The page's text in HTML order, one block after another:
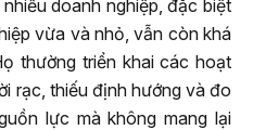
doanh nghiệp, đặc biệt
vừa và nhỏ, vẫn còn khá
thường triển khai các hoạt
rạc, thiếu định hướng và đo
lực mà không mang lại